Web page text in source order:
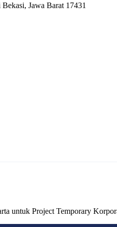
Jawa Barat 17431
untuk Project Temporary